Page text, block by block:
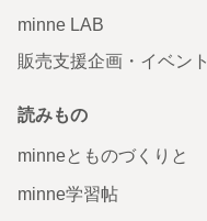
minne LAB
販売支援企画・イベント
読みもの
minneとものづくりと
minne学習帖